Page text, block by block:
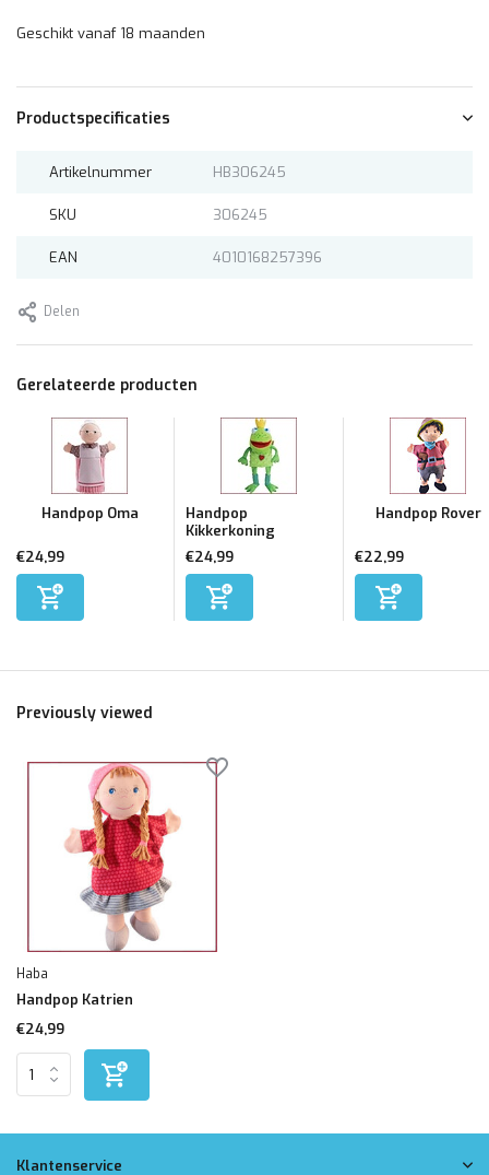
Geschikt vanaf 18 maanden
Productspecificaties
Artikelnummer HB306245
SKU 306245
EAN 4010168257396
Delen
Gerelateerde producten
Handpop Oma
€24,99
Handpop
Kikkerkoning
€24,99
Handpop Rover
€22,99
Previously viewed
Haba
Handpop Katrien
€24,99
Klantenservice